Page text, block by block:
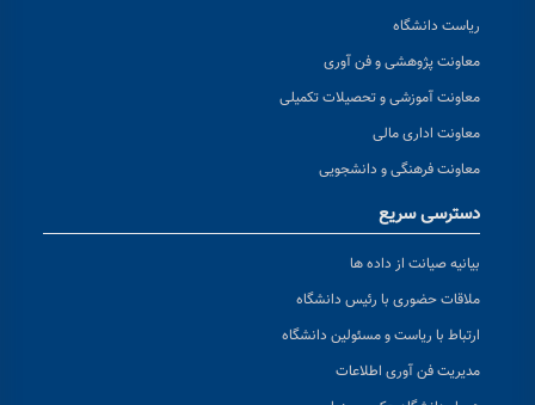
ریاست دانشگاه
معاونت پژوهشی و فن آوری
معاونت آموزشی و تحصیلات تکمیلی
معاونت اداری مالی
معاونت فرهنگی و دانشجویی
دسترسی سریع
بیانیه صیانت از داده ها
ملاقات حضوری با رئیس دانشگاه
ارتباط با ریاست و مسئولین دانشگاه
مدیریت فن آوری اطلاعات